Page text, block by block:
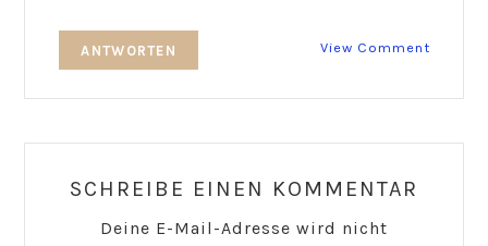
View Comment
ANTWORTEN
SCHREIBE EINEN KOMMENTAR
Deine E-Mail-Adresse wird nicht